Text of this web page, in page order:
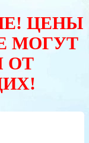
ЦЕНЫ
МОГУТ
ОТ